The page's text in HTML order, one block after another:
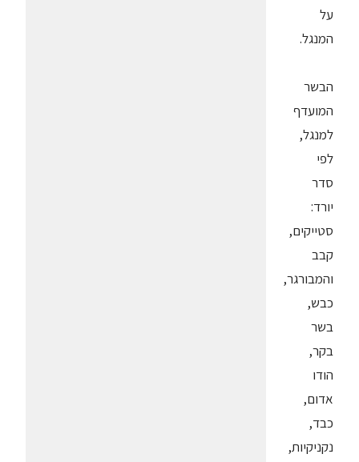
על
המנגל.
הבשר
המועדף
למנגל,
לפי
סדר
יורד:
סטייקים,
קבב
והמבורגר,
כבש,
בשר
בקר,
הודו
אדום,
כבד,
נקניקיות,